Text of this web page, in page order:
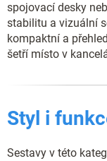
spojovací desky
stabilitu a vizuální
kompaktní a
šetří místo v
Styl i
Sestavy v této